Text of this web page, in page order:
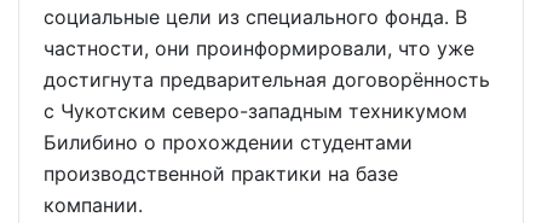
социальные цели из специального фонда. В
частности, они проинформировали, что уже
достигнута предварительная договорённость
с Чукотским северо-западным техникумом
Билибино о прохождении студентами
производственной практики на базе
компании.